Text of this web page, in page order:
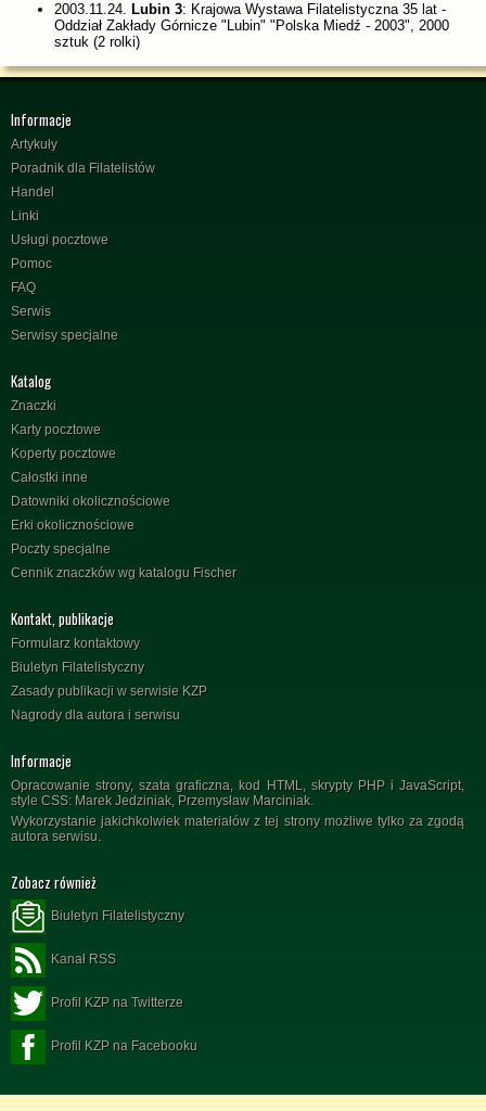
2003.11.24. Lubin 3: Krajowa Wystawa Filatelistyczna 35 lat -
Oddział Zakłady Górnicze "Lubin" "Polska Miedź - 2003", 2000
sztuk (2 rolki)
Informacje
Artykuły
Poradnik dla Filatelistów
Handel
Linki
Usługi pocztowe
Pomoc
FAQ
Serwis
Serwisy specjalne
Katalog
Znaczki
Karty pocztowe
Koperty pocztowe
Całostki inne
Datowniki okolicznościowe
Erki okolicznościowe
Poczty specjalne
Cennik znaczków wg katalogu Fischer
Kontakt, publikacje
Formularz kontaktowy
Biuletyn Filatelistyczny
Zasady publikacji w serwisie KZP
Nagrody dla autora i serwisu
Informacje
Opracowanie strony, szata graficzna, kod HTML, skrypty PHP i JavaScript,
style CSS: Marek Jedziniak, Przemysław Marciniak.
Wykorzystanie jakichkolwiek materiałów z tej strony możliwe tylko za zgodą
autora serwisu.
Zobacz również
Biuletyn Filatelistyczny
Kanał RSS
Profil KZP na Twitterze
Profil KZP na Facebooku